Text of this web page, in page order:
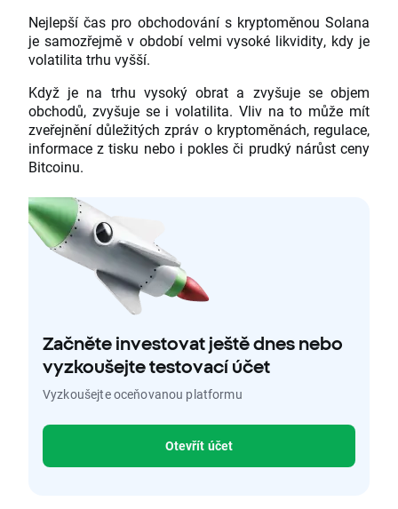
Nejlepší čas pro obchodování s kryptoměnou Solana
je samozřejmě v období velmi vysoké likvidity, kdy je
volatilita trhu vyšší.
Když je na trhu vysoký obrat a zvyšuje se objem
obchodů, zvyšuje se i volatilita. Vliv na to může mít
zveřejnění důležitých zpráv o kryptoměnách, regulace,
informace z tisku nebo i pokles či prudký nárůst ceny
Bitcoinu.
Začněte investovat ještě dnes nebo
vyzkoušejte testovací účet
Vyzkoušejte oceňovanou platformu
Otevřít účet